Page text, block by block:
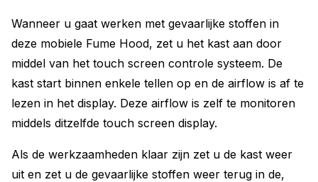
Wanneer u gaat werken met gevaarlijke stoffen in
deze mobiele Fume Hood, zet u het kast aan door
middel van het touch screen controle systeem. De
kast start binnen enkele tellen op en de airflow is af te
lezen in het display. Deze airflow is zelf te monitoren
middels ditzelfde touch screen display.
Als de werkzaamheden klaar zijn zet u de kast weer
uit en zet u de gevaarlijke stoffen weer terug in de,